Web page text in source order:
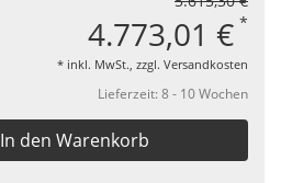
4.773,01 € *
* inkl. MwSt., zzgl. Versandkosten
Lieferzeit: 8 - 10 Wochen
In den Warenkorb